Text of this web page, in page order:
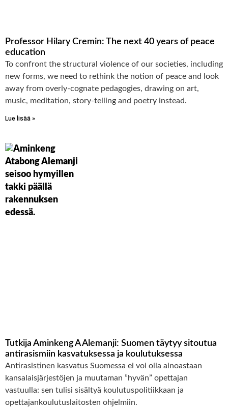
Professor Hilary Cremin: The next 40 years of peace
education
To confront the structural violence of our societies, including
new forms, we need to rethink the notion of peace and look
away from overly-cognate pedagogies, drawing on art,
music, meditation, story-telling and poetry instead.
Lue lisää »
Tutkija Aminkeng A Alemanji: Suomen täytyy sitoutua
antirasismiin kasvatuksessa ja koulutuksessa
Antirasistinen kasvatus Suomessa ei voi olla ainoastaan
kansalaisjärjestöjen ja muutaman ”hyvän” opettajan
vastuulla: sen tulisi sisältyä koulutuspolitiikkaan ja
opettajankoulutuslaitosten ohjelmiin.